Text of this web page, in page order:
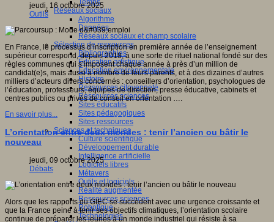
Temps
Réseaux sociaux
Algorithme
Données
Réseaux sociaux et champ scolaire
Sélection de ressources
Bibliographies
Education artistique
Education environnementale
Histoire
Ressources citoyenneté
Ressources sciences
Sites éducatifs
Sites pédagogiques
Sites ressources
Sciences et techniques
Culture scientifique
Développement durable
Intelligence artificielle
Logiciels libres
Métavers
Outils et logiciels
Réalité augmentée
Ressources sciences
Robotique
Technologies
jeudi, 16 octobre 2025
Outils
En France, le processus d’inscription en première année de l’enseignement
supérieur correspond, depuis 2018, à une sorte de rituel national fondé sur des
règles communes qui s’imposent chaque année à près d’un million de
candidat(e)s, mais aussi à nombre de leurs parents, et à des dizaines d’autres
milliers d’acteurs divers concernés : conseillers d’orientation, psychologues de
l’éducation, professeurs, équipes de direction, presse éducative, cabinets et
centres publics ou privés de conseil en orientation ….
En savoir plus...
L’orientation entre deux mondes : tenir l’ancien ou bâtir le
nouveau
jeudi, 09 octobre 2025
Débats
Alors que les rapports du GIEC se succèdent avec une urgence croissante et
que la France peine à tenir ses objectifs climatiques, l’orientation scolaire
continue de préparer les jeunes à un monde industriel qui résiste à sa